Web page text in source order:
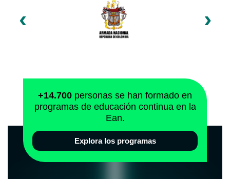
‹ ›
+14.700 personas se han formado en
programas de educación continua en la
Ean.
Explora los programas